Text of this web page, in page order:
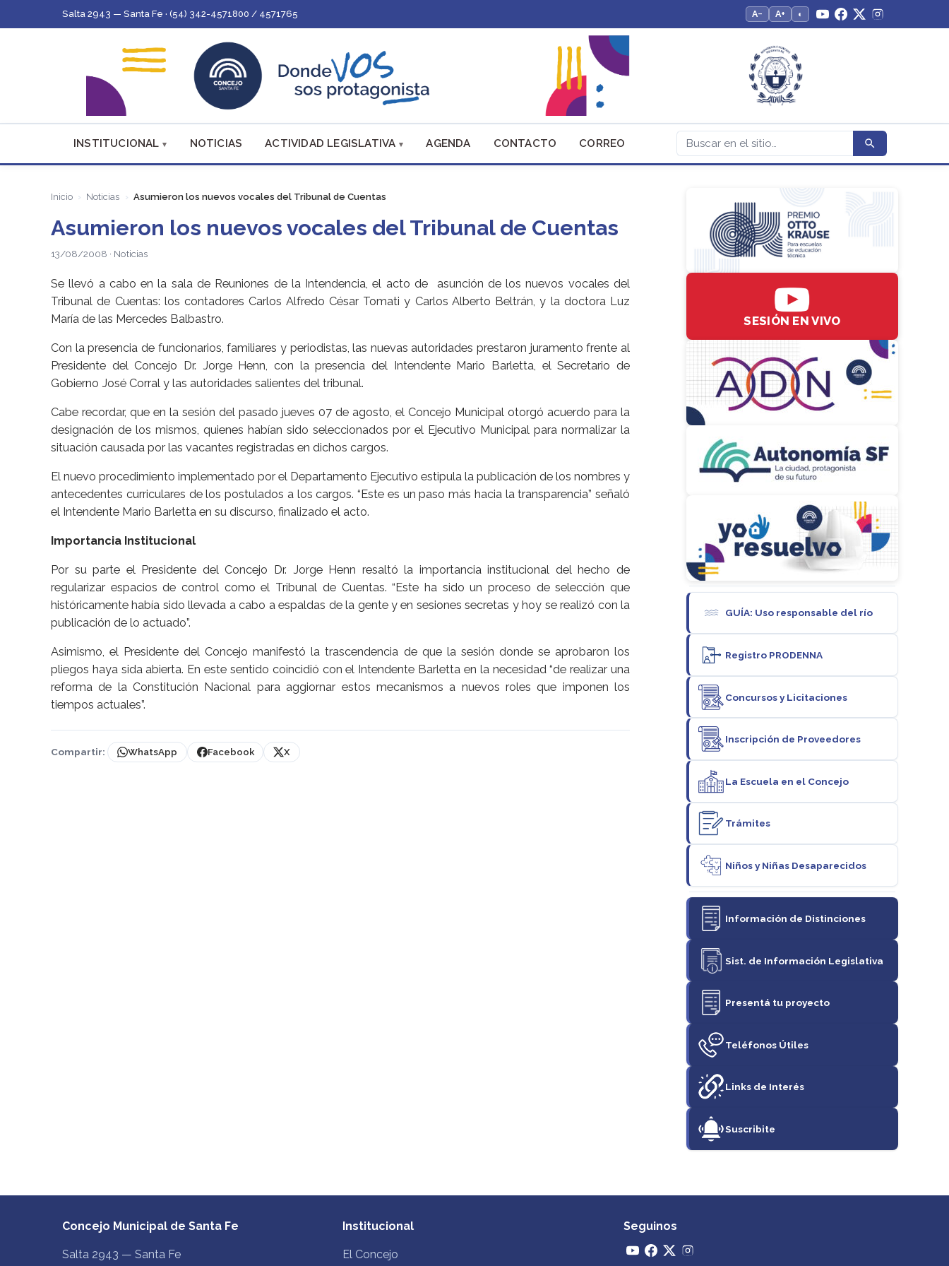
Salta 2943 — Santa Fe · (54) 342-4571800 / 4571765 A− A+ ◐
INSTITUCIONAL NOTICIAS ACTIVIDAD LEGISLATIVA AGENDA CONTACTO CORREO
Inicio Noticias Asumieron los nuevos vocales del Tribunal de Cuentas
Asumieron los nuevos vocales del Tribunal de Cuentas
13/08/2008 · Noticias
Se llevó a cabo en la sala de Reuniones de la Intendencia, el acto de asunción de los nuevos vocales del
Tribunal de Cuentas: los contadores Carlos Alfredo César Tomati y Carlos Alberto Beltrán, y la doctora Luz
María de las Mercedes Balbastro.
Con la presencia de funcionarios, familiares y periodistas, las nuevas autoridades prestaron juramento frente al
Presidente del Concejo Dr. Jorge Henn, con la presencia del Intendente Mario Barletta, el Secretario de
Gobierno José Corral y las autoridades salientes del tribunal.
Cabe recordar, que en la sesión del pasado jueves 07 de agosto, el Concejo Municipal otorgó acuerdo para la
designación de los mismos, quienes habían sido seleccionados por el Ejecutivo Municipal para normalizar la
situación causada por las vacantes registradas en dichos cargos.
El nuevo procedimiento implementado por el Departamento Ejecutivo estipula la publicación de los nombres y
antecedentes curriculares de los postulados a los cargos. “Este es un paso más hacia la transparencia” señaló
el Intendente Mario Barletta en su discurso, finalizado el acto.
Importancia Institucional
Por su parte el Presidente del Concejo Dr. Jorge Henn resaltó la importancia institucional del hecho de
regularizar espacios de control como el Tribunal de Cuentas. “Este ha sido un proceso de selección que
históricamente había sido llevada a cabo a espaldas de la gente y en sesiones secretas y hoy se realizó con la
publicación de lo actuado”.
Asimismo, el Presidente del Concejo manifestó la trascendencia de que la sesión donde se aprobaron los
pliegos haya sida abierta. En este sentido coincidió con el Intendente Barletta en la necesidad “de realizar una
reforma de la Constitución Nacional para aggiornar estos mecanismos a nuevos roles que imponen los
tiempos actuales”.
Compartir: WhatsApp Facebook X
SESIÓN EN VIVO
GUÍA: Uso responsable del río
Registro PRODENNA
Concursos y Licitaciones
Inscripción de Proveedores
La Escuela en el Concejo
Trámites
Niños y Niñas Desaparecidos
Información de Distinciones
Sist. de Información Legislativa
Presentá tu proyecto
Teléfonos Útiles
Links de Interés
Suscribite
Concejo Municipal de Santa Fe
Salta 2943 — Santa Fe
Institucional
El Concejo
Seguinos